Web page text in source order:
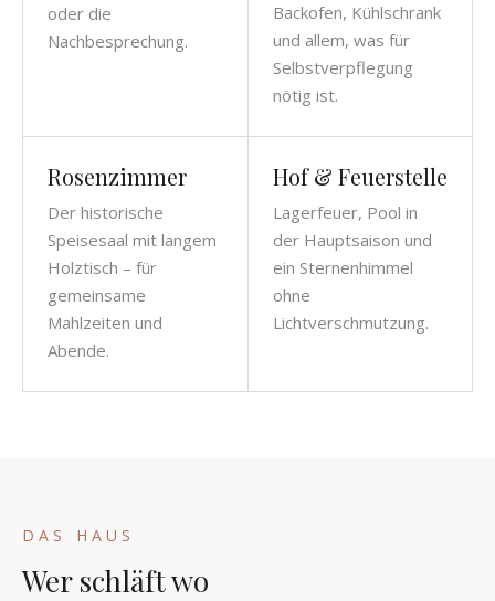
oder die
Nachbesprechung.
Backofen, Kühlschrank
und allem, was für
Selbstverpflegung
nötig ist.
Rosenzimmer
Der historische
Speisesaal mit langem
Holztisch – für
gemeinsame
Mahlzeiten und
Abende.
Hof & Feuerstelle
Lagerfeuer, Pool in
der Hauptsaison und
ein Sternenhimmel
ohne
Lichtverschmutzung.
DAS HAUS
Wer schläft wo